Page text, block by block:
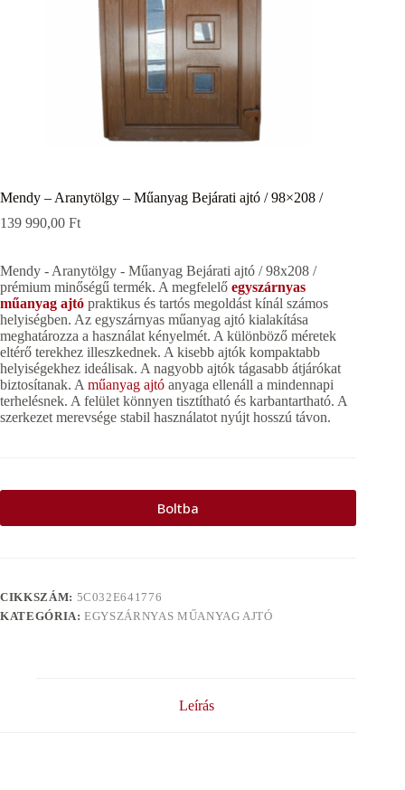
Mendy – Aranytölgy – Műanyag Bejárati ajtó / 98×208 /
139 990,00 Ft
Mendy - Aranytölgy - Műanyag Bejárati ajtó / 98x208 /
prémium minőségű termék. A megfelelő egyszárnyas
műanyag ajtó praktikus és tartós megoldást kínál számos
helyiségben. Az egyszárnyas műanyag ajtó kialakítása
meghatározza a használat kényelmét. A különböző méretek
eltérő terekhez illeszkednek. A kisebb ajtók kompaktabb
helyiségekhez ideálisak. A nagyobb ajtók tágasabb átjárókat
biztosítanak. A műanyag ajtó anyaga ellenáll a mindennapi
terhelésnek. A felület könnyen tisztítható és karbantartható. A
szerkezet merevsége stabil használatot nyújt hosszú távon.
Boltba
CIKKSZÁM: 5C032E641776
KATEGÓRIA:EGYSZÁRNYAS MŰANYAG AJTÓ
Leírás